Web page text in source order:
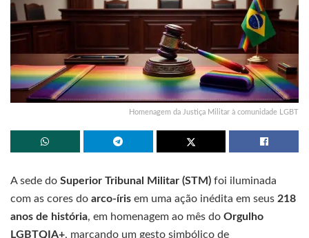
Homenagem da Justiça Militar à comunidade LGBT
A sede do Superior Tribunal Militar (STM) foi iluminada
com as cores do arco-íris em uma ação inédita em seus 218
anos de história, em homenagem ao mês do Orgulho
LGBTQIA+, marcando um gesto simbólico de